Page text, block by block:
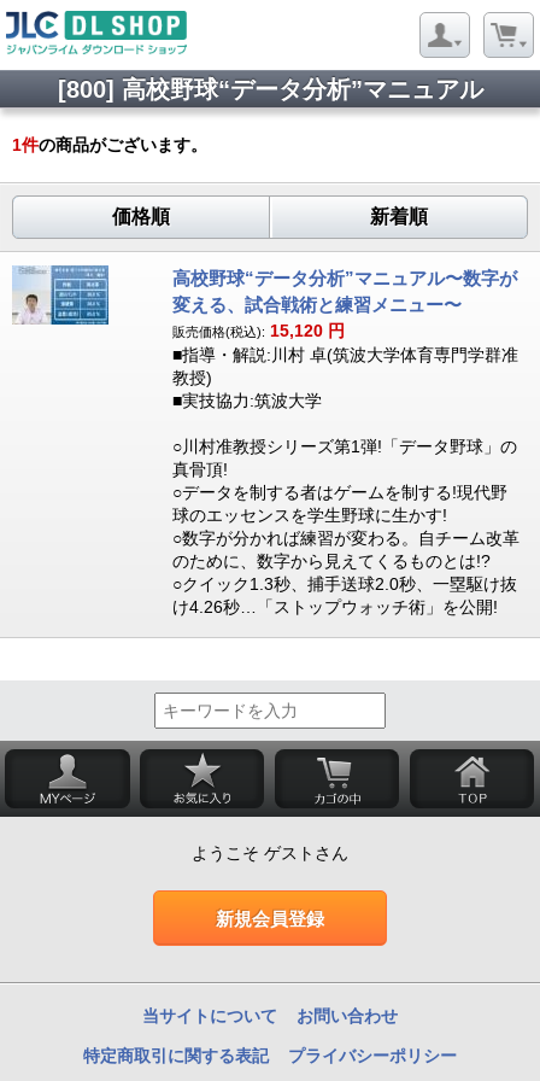
[800] 高校野球“データ分析”マニュアル
1件の商品がございます。
価格順 新着順
高校野球“データ分析”マニュアル〜数字が
変える、試合戦術と練習メニュー〜
販売価格(税込): 15,120 円
■指導・解説:川村 卓(筑波大学体育専門学群准
教授)
■実技協力:筑波大学
○川村准教授シリーズ第1弾!「データ野球」の
真骨頂!
○データを制する者はゲームを制する!現代野
球のエッセンスを学生野球に生かす!
○数字が分かれば練習が変わる。自チーム改革
のために、数字から見えてくるものとは!?
○クイック1.3秒、捕手送球2.0秒、一塁駆け抜
け4.26秒…「ストップウォッチ術」を公開!
ようこそ ゲストさん
新規会員登録
当サイトについて お問い合わせ
特定商取引に関する表記 プライバシーポリシー